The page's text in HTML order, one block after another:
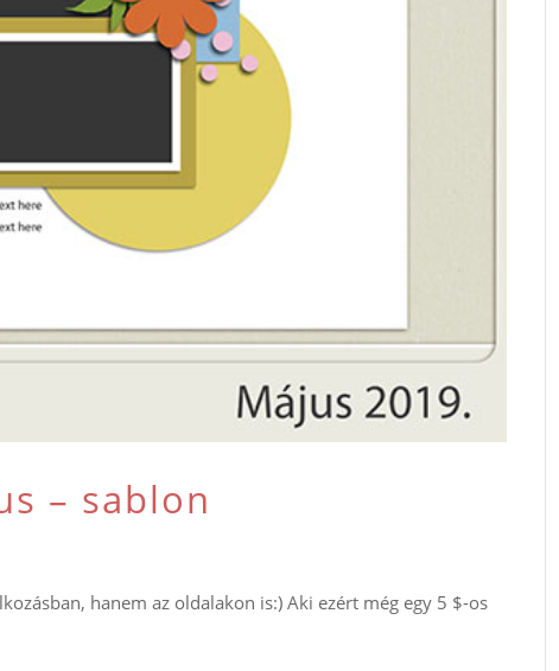
– sablon
hanem az oldalakon is:) Aki ezért még egy 5 $-os